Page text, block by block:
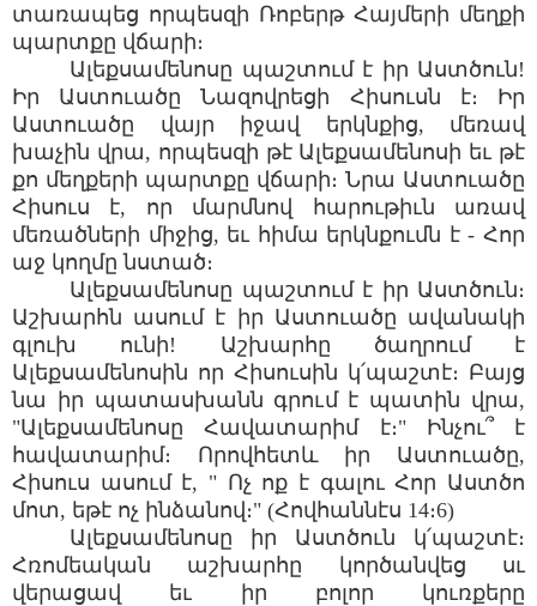
տառապեց որպեսզի Ռոբերթ Հայմերի մեղքի
պարտքը վճարի։
Ալեքսամենոսը պաշտում է իր Աստծուն!
Իր Աստուածը Նազովրեցի Հիսուսն է։ Իր
Աստուածը վայր իջավ երկնքից, մեռավ
խաչին վրա, որպեսզի թէ Ալեքսամենոսի եւ թէ
քո մեղքերի պարտքը վճարի։ Նրա Աստուածը
Հիսուս է, որ մարմնով հարութիւն առավ
մեռածների միջից, եւ հիմա երկնքումն է - Հոր
աջ կողմը նստած։
Ալեքսամենոսը պաշտում է իր Աստծուն։
Աշխարհն ասում է իր Աստուածը ավանակի
գլուխ ունի! Աշխարհը ծաղրում է
Ալեքսամենոսին որ Հիսուսին կ՛պաշտէ։ Բայց
նա իր պատասխանն գրում է պատին վրա,
"Ալեքսամենոսը Հավատարիմ է։" Ինչու՞ է
հավատարիմ։ Որովհետև իր Աստուածը,
Հիսուս ասում է, " Ոչ ոք է գալու Հոր Աստծո
մոտ, եթէ ոչ ինձանով։" (Հովհաննէս 14։6)
Ալեքսամենոսը իր Աստծուն կ՛պաշտէ։
Հռոմեական աշխարհը կործանվեց սւ
վերացավ եւ իր բոլոր կուռքերը